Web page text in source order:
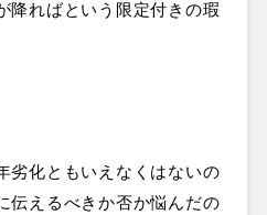
降ればという限定付きの瑕
劣化ともいえなくはないの
伝えるべきか否か悩んだの